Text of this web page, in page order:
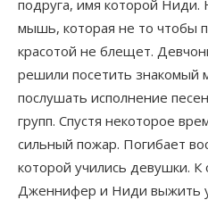
подруга, имя которой
мышь, которая не то чтобы
красотой не блещет.
решили посетить знакомый
послушать исполнение
групп. Спустя некоторое
сильный пожар. Погибает
которой учились девушки. К
Дженнифер и Ниди выжить